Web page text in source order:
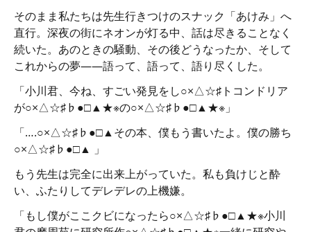
そのまま私たちは先生行きつけのスナック「あけみ」へ
直行。深夜の街にネオンが灯る中、話は尽きることなく
続いた。あのときの騒動、その後どうなったか、そして
これからの夢――語って、語って、語り尽くした。
「小川君、今ね、すごい発見をし○×△☆♯トコンドリア
が○×△☆♯♭●□▲★※の○×△☆♯♭●□▲★※」
「….○×△☆♯♭●□▲その本、僕もう書いたよ。僕の勝ち
○×△☆♯♭●□▲ 」
もう先生は完全に出来上がっていた。私も負けじと酔
い、ふたりしてデレデレの上機嫌。
「もし僕がここクビになったら○×△☆♯♭●□▲★※小川